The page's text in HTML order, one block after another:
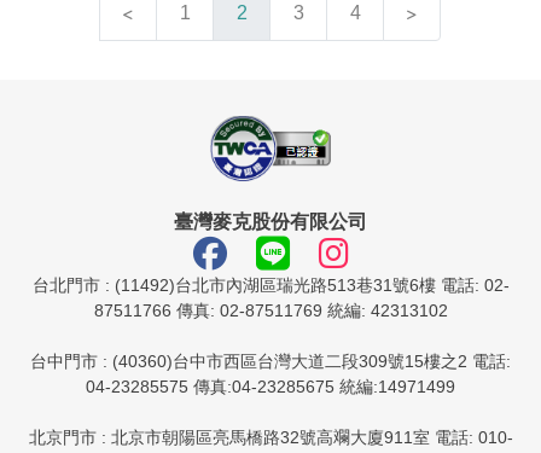
1 2 3 4
臺灣麥克股份有限公司
台北門市 : (11492)台北市內湖區瑞光路513巷31號6樓 電話: 02-
87511766 傳真: 02-87511769 統編: 42313102
台中門市 : (40360)台中市西區台灣大道二段309號15樓之2 電話:
04-23285575 傳真:04-23285675 統編:14971499
北京門市 : 北京市朝陽區亮馬橋路32號高斕大廈911室 電話: 010-